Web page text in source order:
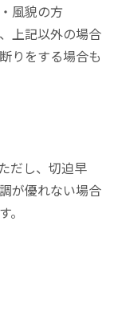
風貌の方
上記以外の場合
りをする場合も
だし、切迫早
が優れない場合